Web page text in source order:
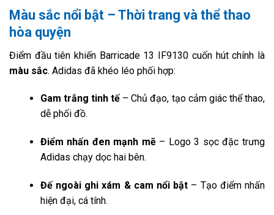
Màu sắc nổi bật – Thời trang và thể thao
hòa quyện
Điểm đầu tiên khiến Barricade 13 IF9130 cuốn hút chính là
màu sắc. Adidas đã khéo léo phối hợp:
Gam trắng tinh tế – Chủ đạo, tạo cảm giác thể thao,
dễ phối đồ.
Điểm nhấn đen mạnh mẽ– Logo 3 sọc đặc trưng
Adidas chạy dọc hai bên.
Đế ngoài ghi xám & cam nổi bật – Tạo điểm nhấn
hiện đại, cá tính.